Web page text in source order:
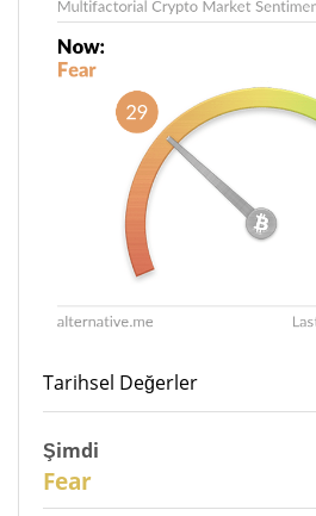
Tarihsel Değerler
Şimdi
Fear